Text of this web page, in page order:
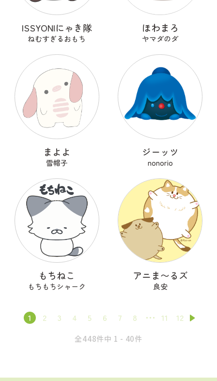
ISSYONIにゃき隊
ねむすぎるおもち
ほわまろ
ヤマダのダ
まよよ
雪帽子
ジーッツ
nonorio
もちねこ
もちもちシャーク
アニま〜るズ
良安
1 2 3 4 5 6 7 8 11 12
全448件中 1 - 40件